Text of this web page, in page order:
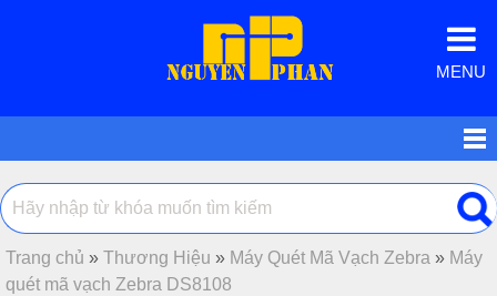
MENU
Trang chủ » Thương Hiệu » Máy Quét Mã Vạch Zebra » Máy
quét mã vạch Zebra DS8108